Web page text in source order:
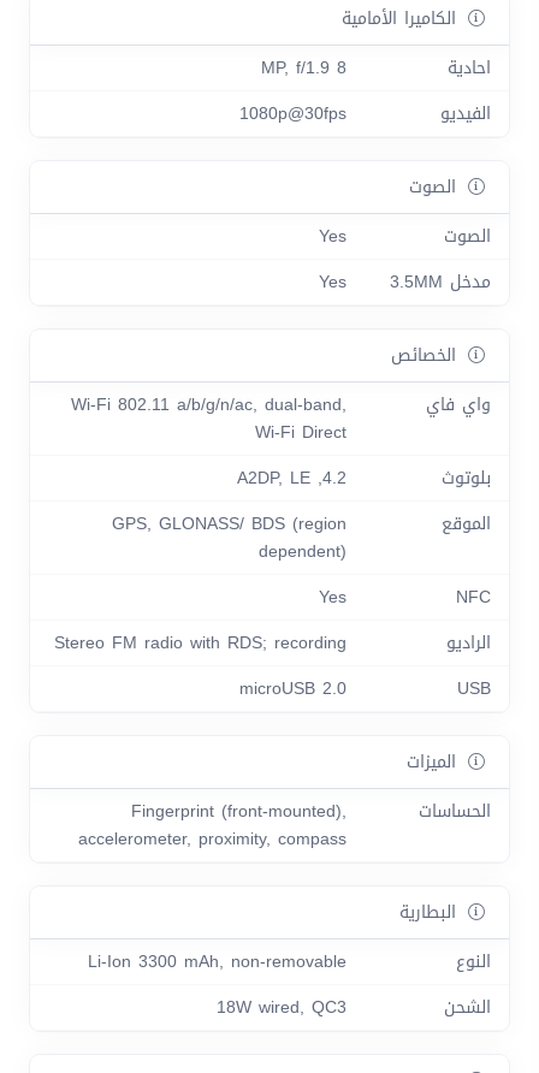
الكاميرا الأمامية
احادية
8 MP, f/1.9
الفيديو
1080p@30fps
الصوت
الصوت
Yes
مدخل 3.5MM
Yes
الخصائص
واي فاي
Wi-Fi 802.11 a/b/g/n/ac, dual-band,
Wi-Fi Direct
بلوتوث
4.2, A2DP, LE
الموقع
GPS, GLONASS/ BDS (region
dependent)
NFC
Yes
الراديو
Stereo FM radio with RDS; recording
USB
microUSB 2.0
الميزات
الحساسات
Fingerprint (front-mounted),
accelerometer, proximity, compass
البطارية
النوع
Li-Ion 3300 mAh, non-removable
الشحن
18W wired, QC3